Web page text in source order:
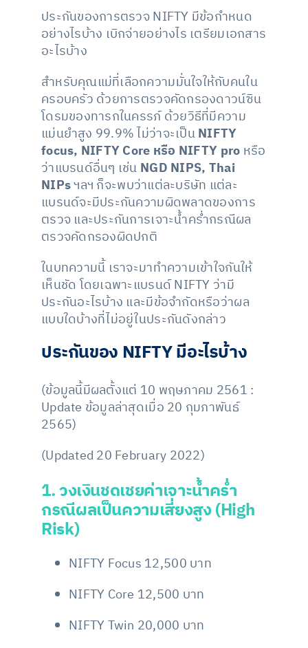
ประกันของการตรวจ NIFTY มีข้อกำหนด
อย่างไรบ้าง เบิกจ่ายอย่างไร เตรียมเอกสาร
อะไรบ้าง
สำหรับคุณแม่ที่เลือกความมั่นใจให้กับคนใน
ครอบครัว ด้วยการตรวจคัดกรองดาวน์ซิน
โดรมของทารกในครรภ์ ด้วยวิธีที่มีความ
แม่นยำสูง 99.9% ไม่ว่าจะเป็นNIFTY
focus, NIFTY Core หรือ NIFTY pro หรือ
ว่าแบรนด์อื่นๆ เช่น NGD NIPS, Thai
NIPsฯลฯ ก็จะพบว่าแต่ละบริษัท แต่ละ
แบรนด์จะมีประกันความผิดพลาดของการ
ตรวจ และประกันการเจาะน้ำคร่ำกรณีผล
ตรวจคัดกรองผิดปกติ
ในบทความนี้ เราจะมาทำความเข้าใจกันให้
เห็นชัด โดยเฉพาะแบรนด์ NIFTY ว่ามี
ประกันอะไรบ้าง และมีข้อจำกัดหรือว่าผล
แบบใดบ้างที่ไม่อยู่ในประกันดังกล่าว
ประกันของ NIFTYมีอะไรบ้าง
(ข้อมูลนี้มีผลตั้งแต่ 10 พฤษภาคม 2561 :
Update ข้อมูลล่าสุดเมื่อ 20 กุมภาพันธ์
2565)
(Updated 20 February 2022)
1.วงเงินชดเชยค่าเจาะน้ำคร่ำ
กรณีผลเป็นความเสี่ยงสูง (High
Risk)
NIFTY Focus 12,500 บาท
NIFTY Core 12,500 บาท
NIFTY Twin 20,000 บาท